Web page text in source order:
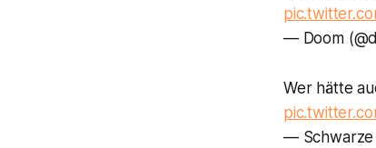
— Doom
Wer hätte
— Schwarze